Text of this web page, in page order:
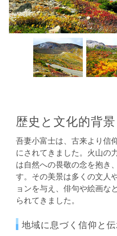
歴史と文化的背景
吾妻小富士は、古来より信
にされてきました。火山の
は自然への畏敬の念を抱き
す。その美景は多くの文人
ョンを与え、俳句や絵画な
られてきました。
地域に息づく信仰と